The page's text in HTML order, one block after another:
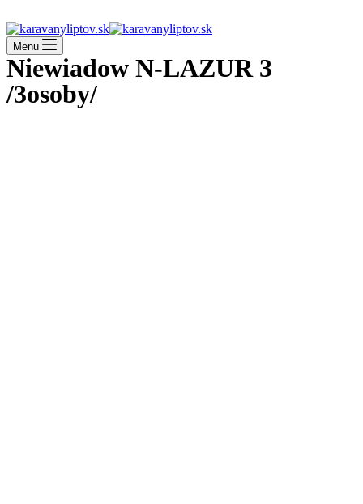
Menu
Niewiadow N-LAZUR 3
/3osoby/